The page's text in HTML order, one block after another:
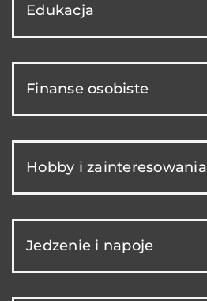
Edukacja
Finanse osobiste
Hobby i zainteresowania
Jedzenie i napoje